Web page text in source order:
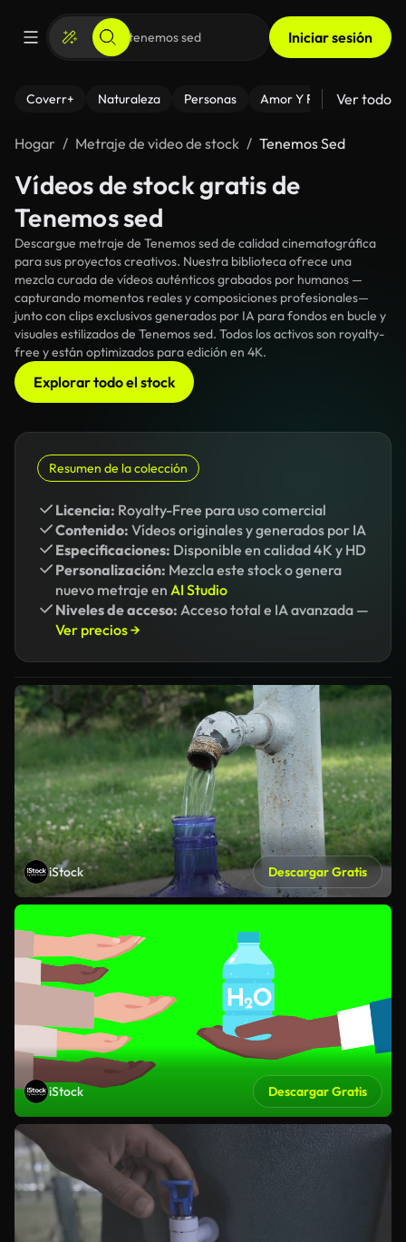
Iniciar sesión
Coverr+ Naturaleza Personas Amor Y Relaciones
Ver todo
Hogar Metraje de video de stock Tenemos Sed
Vídeos de stock gratis de
Tenemos sed
Descargue metraje de Tenemos sed de calidad cinematográfica
para sus proyectos creativos. Nuestra biblioteca ofrece una
mezcla curada de vídeos auténticos grabados por humanos —
capturando momentos reales y composiciones profesionales—
junto con clips exclusivos generados por IA para fondos en bucle y
visuales estilizados de Tenemos sed. Todos los activos son royalty-
free y están optimizados para edición en 4K.
Explorar todo el stock
Resumen de la colección
Licencia: Royalty-Free para uso comercial
Contenido: Vídeos originales y generados por IA
Especificaciones: Disponible en calidad 4K y HD
Personalización: Mezcla este stock o genera
nuevo metraje en AI Studio
Niveles de acceso: Acceso total e IA avanzada —
Ver precios →
iStock Descargar Gratis
iStock Descargar Gratis